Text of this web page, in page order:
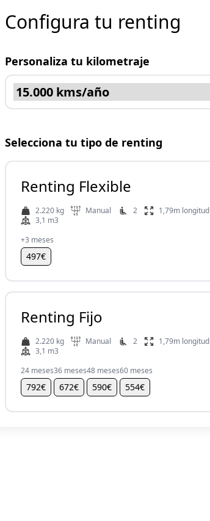
Configura tu renting
Personaliza tu kilometraje
Selecciona tu tipo de renting
Renting Flexible
2.220 kg Manual 2
1,79m
3,1 m3
+3 meses
497€
Renting Fijo
2.220 kg Manual 2
1,79m
3,1 m3
24 meses
792€
36 meses
672€
48 meses
590€
60 meses
554€